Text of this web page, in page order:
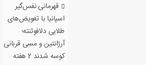
قهرمانی نفس‌گیر
اسپانیا با تعویض‌های
طلایی دلافوئنته؛
آرژانتین و مسی قربانی
کوسه شدند 2 هفته